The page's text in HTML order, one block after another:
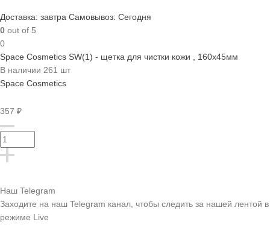
Доставка: завтра Самовывоз: Сегодня
0 out of 5
0
Space Cosmetics SW(1) - щетка для чистки кожи , 160х45мм
В наличии 261 шт
Space Cosmetics
357 ₽
Наш Telegram
Заходите на наш Telegram канал, чтобы следить за нашей лентой в
режиме Live